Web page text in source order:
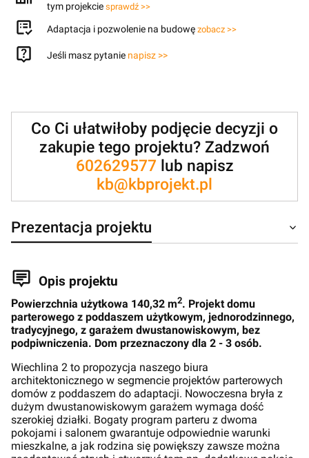
tym projekcie sprawdź >>
Adaptacja i pozwolenie na budowę zobacz >>
Jeśli masz pytanie napisz >>
Co Ci ułatwiłoby podjęcie decyzji o
zakupie tego projektu? Zadzwoń
602629577lub napisz
kb@kbprojekt.pl
Prezentacja projektu
Opis projektu
Powierzchnia użytkowa 140,32 m2. Projekt domu
parterowego z poddaszem użytkowym, jednorodzinnego,
tradycyjnego, z garażem dwustanowiskowym, bez
podpiwniczenia. Dom przeznaczony dla 2 - 3 osób.
Wiechlina 2 to propozycja naszego biura
architektonicznego w segmencie projektów parterowych
domów z poddaszem do adaptacji. Nowoczesna bryła z
dużym dwustanowiskowym garażem wymaga dość
szerokiej działki. Bogaty program parteru z dwoma
pokojami i salonem gwarantuje odpowiednie warunki
mieszkalne, a jak rodzina się powiększy zawsze można